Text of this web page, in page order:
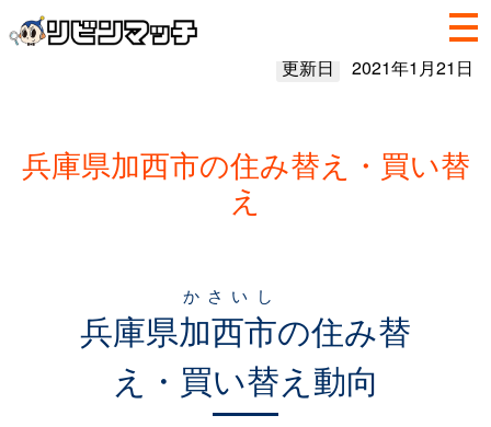
更新日 2021年1月21日
兵庫県加西市の住み替え・買い替
え
兵庫県加西市
かさいし
の住み替
え・買い替え動向